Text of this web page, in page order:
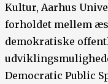
Kultur, Aarhus
forholdet mellem
demokratiske
Democratic Public